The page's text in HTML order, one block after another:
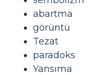
abartma
görüntü
Tezat
paradoks
Yansıma